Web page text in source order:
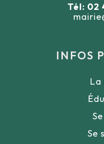
Tél: 02
INFOS
La
Se